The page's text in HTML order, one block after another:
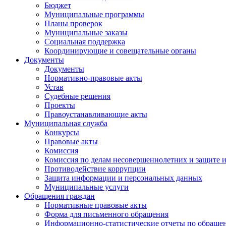
Бюджет
Муниципальные программы
Планы проверок
Муниципальные заказы
Социальная поддержка
Координирующие и совещательные органы
Документы
Документы
Нормативно-правовые акты
Устав
Судебные решения
Проекты
Правоустанавливающие акты
Муниципальная служба
Конкурсы
Правовые акты
Комиссия
Комиссия по делам несовершеннолетних и защите
Противодействие коррупции
Защита информации и персональных данных
Муниципальные услуги
Обращения граждан
Нормативные правовые акты
Форма для письменного обращения
Информационно-статистические отчеты по